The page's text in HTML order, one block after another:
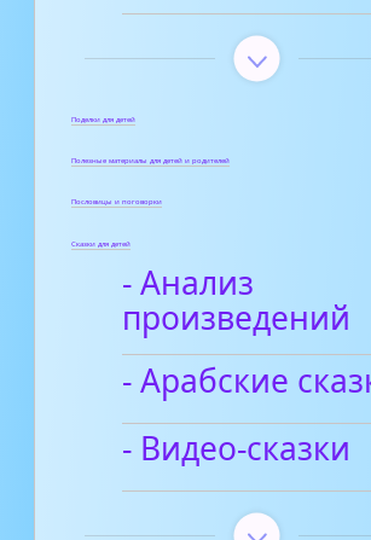
Поделки для детей
Полезные материалы для детей и родителей
Пословицы и поговорки
Сказки для детей
- Анализ
произведений
- Арабские
- Видео-сказки